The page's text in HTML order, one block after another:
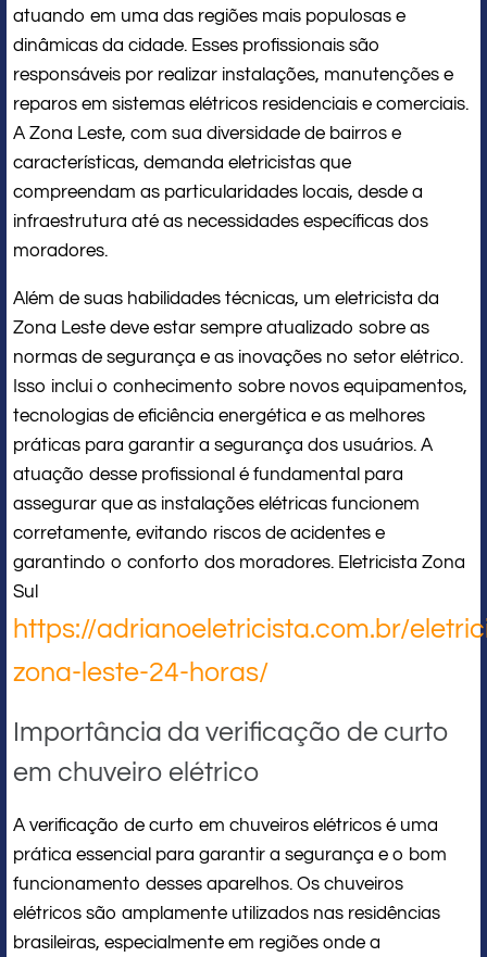
atuando em uma das regiões mais populosas e
dinâmicas da cidade. Esses profissionais são
responsáveis por realizar instalações, manutenções e
reparos em sistemas elétricos residenciais e comerciais.
A Zona Leste, com sua diversidade de bairros e
características, demanda eletricistas que
compreendam as particularidades locais, desde a
infraestrutura até as necessidades específicas dos
moradores.
Além de suas habilidades técnicas, um eletricista da
Zona Leste deve estar sempre atualizado sobre as
normas de segurança e as inovações no setor elétrico.
Isso inclui o conhecimento sobre novos equipamentos,
tecnologias de eficiência energética e as melhores
práticas para garantir a segurança dos usuários. A
atuação desse profissional é fundamental para
assegurar que as instalações elétricas funcionem
corretamente, evitando riscos de acidentes e
garantindo o conforto dos moradores. Eletricista Zona
Sul
https://adrianoeletricista.com.br/
zona-leste-24-horas/
Importância da verificação de curto
em chuveiro elétrico
A verificação de curto em chuveiros elétricos é uma
prática essencial para garantir a segurança e o bom
funcionamento desses aparelhos. Os chuveiros
elétricos são amplamente utilizados nas residências
brasileiras, especialmente em regiões onde a